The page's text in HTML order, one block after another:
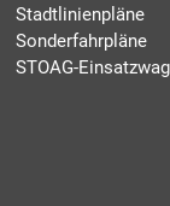
Stadtlinienpläne
Sonderfahrpläne
STOAG-